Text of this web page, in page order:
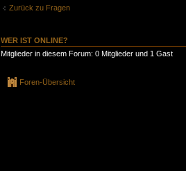
Zurück zu Fragen
WER IST ONLINE?
Mitglieder in diesem Forum: 0 Mitglieder und 1 Gast
Foren-Übersicht